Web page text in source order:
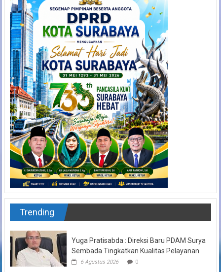
Trending
Yuga Pratisabda : Direksi Baru PDAM Surya
Sembada Tingkatkan Kualitas Pelayanan
6 Agustus 2026 0